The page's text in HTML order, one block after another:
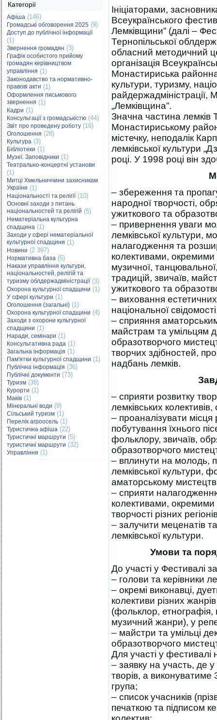
Категорії
Афіша (146)
Громадські обговорення 2025 (9)
Доступ до публічної інформації
(1)
Звернення громадян (3)
Графік особистого прийому
громадян керівництвом
управління (1)
Законодавство та нормативно-
правові акти (1)
Оформлення письмового
звернення (1)
Кадри (1)
Консультації з громадськістю (44)
Звіт про проведену роботу (16)
Оголошення (28)
Культура (3)
Бібліотеки (1)
Музеї. Заповідники (1)
Театрально-концертні установи
(1)
Митці Хмельниччини захисникам
України (1)
Національності та релігії(10)
Основні заходи з питань
національностей та релігій (5)
Нематеріальна культурна
спадщина (1)
Заходи у сфері нематеріальної
культурної спадщини (1)
Новини (2 397)
Нормативна база (5)
Накази управління культури,
національностей, релігій та
туризму облдержадміністрації(3)
Охорона культурної спадщини (1)
У сфері культури (1)
Оголошення (загальні) (1)
Охорона культурної спадщини (4)
Заходи з охорони культурної
спадщини (1)
Наради, семінари (1)
Консультативна рада (1)
Загальна інформація (1)
Пам'ятки культурної спадщини (1)
Публічна інформація (36)
Публічні документи (73)
Туризм (38)
Курорти (1)
Маків (1)
Мінеральні води (9)
Сільський туризм (1)
Перелік агроосель (1)
Туристична афіша (22)
Туристичні маршрути (5)
туристичні маршрути (32)
Управління (1)
Ініціаторами,
Всеукраїнського
Лемківщини” (далі –
Тернопільської
обласний методичний
організація
Монастириська районна
культури, туризму,
„Лемківщина”.
Значна частина лемків
Монастириському
містечку, неподалік
лемківської культури
році. У 1998 році він
– збереження та
народної творчості,
ужиткового та
– привернення уваги
лемківської культури,
налагодження та
колективами, окремими
музичної,
традицій, звичаїв,
ужиткового та
– виховання
національної
– сприяння
майстрам та умільцям
образотворчого
творчих здібностей,
надбань лемків.
– сприяти розвитку
лемківських
– проаналізувати
побутування їхнього
фольклору, звичаїв,
образотворчого
– вплинути на молодь,
лемківської культури,
аматорському
– сприяти
колективами, окремими
творчості різних
– залучити меценатів
лемківської культури.
Умови та
До участі у Фестивалі
– голови та керівники
– окремі виконавці,
колективи різних
(фольклор, етнографія,
музичний жанри), у
– майстри та умільці
образотворчого
Для участі у фестивалі
– заявку на участь, де у
творів, а виконуватиме
група;
– список учасників
печаткою та підписом